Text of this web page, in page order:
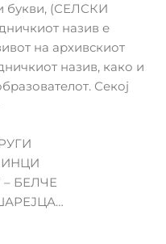
букви, (СЕЛСКИ
назив е
на архивскиот
назив, како и
Секој
БЕЛЧЕ